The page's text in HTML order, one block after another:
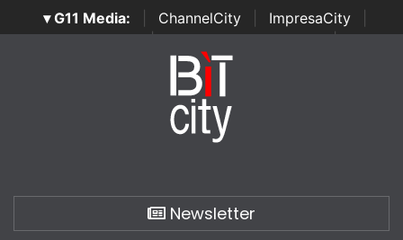
▾ G11 Media: ChannelCity ImpresaCity
SecurityOpenLab | Italian Channel Awards | Italian
Italian Security Awards
Newsletter